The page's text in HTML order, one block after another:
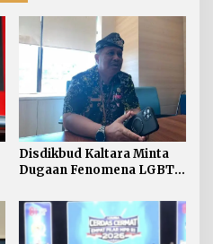
Disdikbud Kaltara Minta
Dugaan Fenomena LGBT
Disikapi dengan
Pengawasan dan
Pendampingan